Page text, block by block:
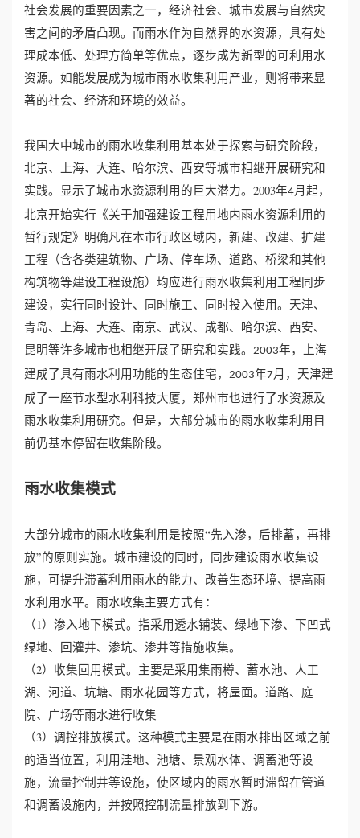
们社会发展的重要因素之一，经济社会、城市发展与自然灾
害之间的矛盾凸现。而雨水作为自然界的水资源，具有处
理成本低、处理方简单等优点，逐步成为新型的可利用水
资源。如能发展成为城市雨水收集利用产业，则将带来显
著的社会、经济和环境的效益。
我国大中城市的雨水收集利用基本处于探索与研究阶段，
北京、上海、大连、哈尔滨、西安等城市相继开展研究和
实践。显示了城市水资源利用的巨大潜力。2003年4月起，
北京开始实行《关于加强建设工程用地内雨水资源利用的
暂行规定》明确凡在本市行政区域内，新建、改建、扩建
工程（含各类建筑物、广场、停车场、道路、桥梁和其他
构筑物等建设工程设施）均应进行雨水收集利用工程同步
建设，实行同时设计、同时施工、同时投入使用。天津、
青岛、上海、大连、南京、武汉、成都、哈尔滨、西安、
昆明等许多城市也相继开展了研究和实践。
2003年，上海
建成了具有雨水利用功能的生态住宅，
2003年7月，天津建
成了一座节水型水利科技大厦，郑州市也进行了水资源及
雨水收集利用研究。但是，大部分城市的雨水收集利用目
前仍基本停留在收集阶段。
雨水收集模式
大部分城市的雨水收集利用是按照“先入渗，后排蓄，再排
放”的原则实施。城市建设的同时，同步建设雨水收集设
施，可提升滞蓄利用雨水的能力、改善生态环境、提高雨
水利用水平。雨水收集主要方式有：
（1）渗入地下模式。指采用透水铺装、绿地下渗、下凹式
绿地、回灌井、渗坑、渗井等措施收集。
（2）收集回用模式。主要是采用集雨樽、蓄水池、人工
湖、河道、坑塘、雨水花园等方式，将屋面。道路、庭
院、广场等雨水进行收集
（3）调控排放模式。这种模式主要是在雨水排出区域之前
的适当位置，利用洼地、池塘、景观水体、调蓄池等设
施，流量控制井等设施，使区域内的雨水暂时滞留在管道
和调蓄设施内，并按照控制流量排放到下游。